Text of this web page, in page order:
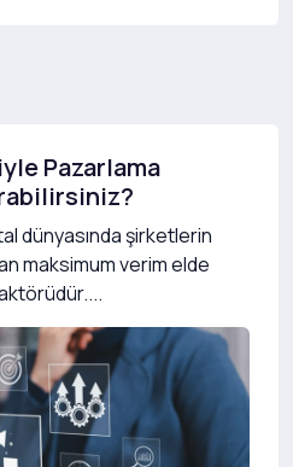
Pazarlama
dünyasında şirketlerin
maksimum verim elde